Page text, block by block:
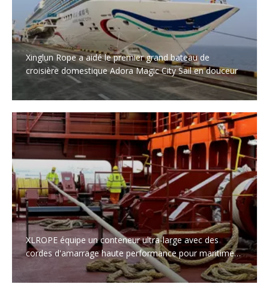
Xinglun Rope a aidé le premier grand bateau de
croisière domestique Adora Magic City Sail en douceur
XLROPE équipe un conteneur ultra-large avec des
cordes d'amarrage haute performance pour maritime